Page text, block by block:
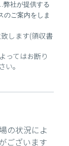
弊社が提供する
のご案内をしま
します(領収書
ってはお断り
。
の状況によ
ございます